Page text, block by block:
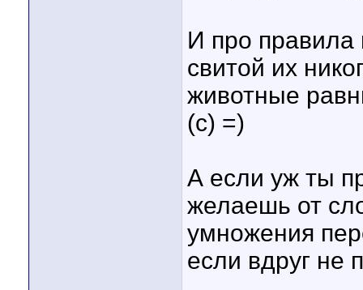
И про правила
свитой их
животные
(с) =)
А если уж ты
желаешь от
умножения
если вдруг не